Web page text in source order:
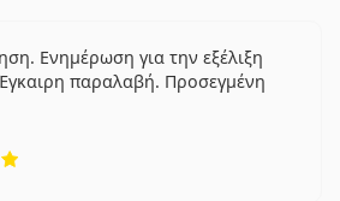
Ενημέρωση για την εξέλιξη
παραλαβή. Προσεγμένη